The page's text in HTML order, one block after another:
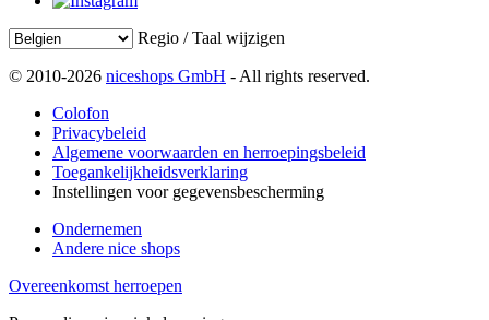
Regio / Taal wijzigen
© 2010-2026 niceshops GmbH - All rights reserved.
Colofon
Privacybeleid
Algemene voorwaarden en herroepingsbeleid
Toegankelijkheidsverklaring
Instellingen voor gegevensbescherming
Ondernemen
Andere nice shops
Overeenkomst herroepen